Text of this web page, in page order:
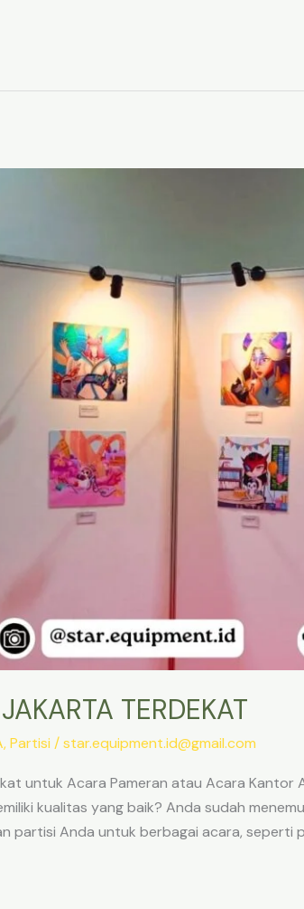
TERDEKAT
,Partisi /star.equipment.id@gmail.com
untuk Acara Pameran atau Acara
kualitas yang baik? Anda sudah
partisi Anda untuk berbagai acara, seperti